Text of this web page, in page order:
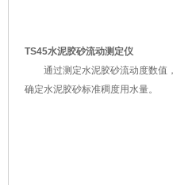
TS45水泥胶砂流动测定仪
通过测定水泥胶砂流动度数值
确定水泥胶砂标准稠度用水量。